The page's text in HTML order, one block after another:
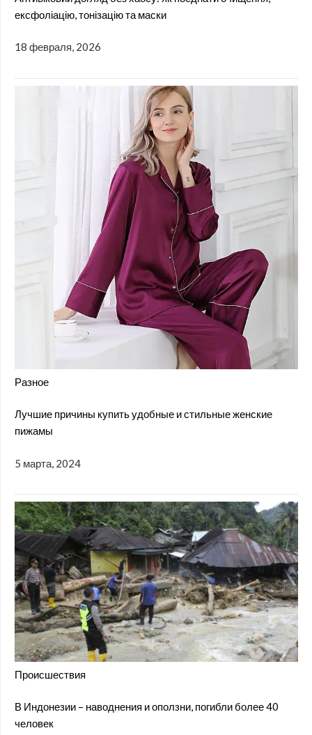
ексфоліацію, тонізацію та маски
18 февраля, 2026
Разное
Лучшие причины купить удобные и стильные женские
пижамы
5 марта, 2024
Происшествия
В Индонезии – наводнения и оползни, погибли более 40
человек